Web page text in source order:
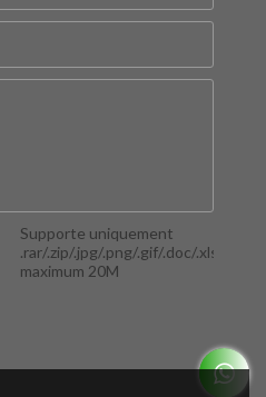
Supporte uniquement
.rar/.zip/.jpg/.png/.gif/.doc/.xls/.pdf,
maximum 20M